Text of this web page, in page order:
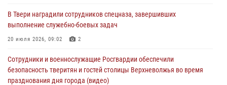
Росгвардейцы оказали помощь водителю на дороге в городе Кашин
22 июля 2026, 08:35
В Твери наградили сотрудников спецназа, завершивших
выполнение служебно-боевых задач
20 июля 2026, 09:02 2
Сотрудники и военнослужащие Росгвардии обеспечили
безопасность тверитян и гостей столицы Верхневолжья во время
празднования дня города (видео)